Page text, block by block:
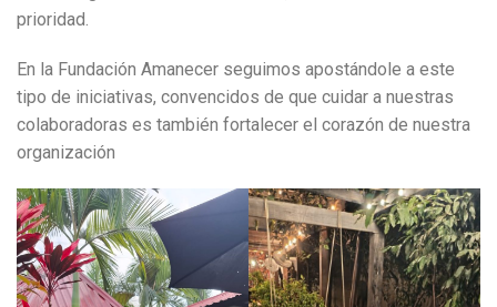
prioridad.
En la Fundación Amanecer seguimos apostándole a este
tipo de iniciativas, convencidos de que cuidar a nuestras
colaboradoras es también fortalecer el corazón de nuestra
organización